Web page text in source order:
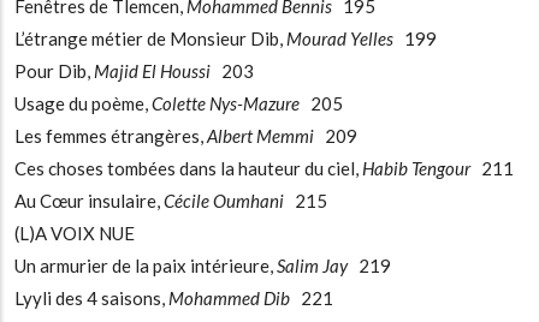
Fenêtres de Tlemcen, Mohammed Bennis 195
L’étrange métier de Monsieur Dib, Mourad Yelles 199
Pour Dib, Majid El Houssi 203
Usage du poème, Colette Nys-Mazure 205
Les femmes étrangères, Albert Memmi 209
Ces choses tombées dans la hauteur du ciel, Habib Tengour211
Au Cœur insulaire, Cécile Oumhani 215
(L)A VOIX NUE
Un armurier de la paix intérieure, Salim Jay219
Lyyli des 4 saisons, Mohammed Dib 221